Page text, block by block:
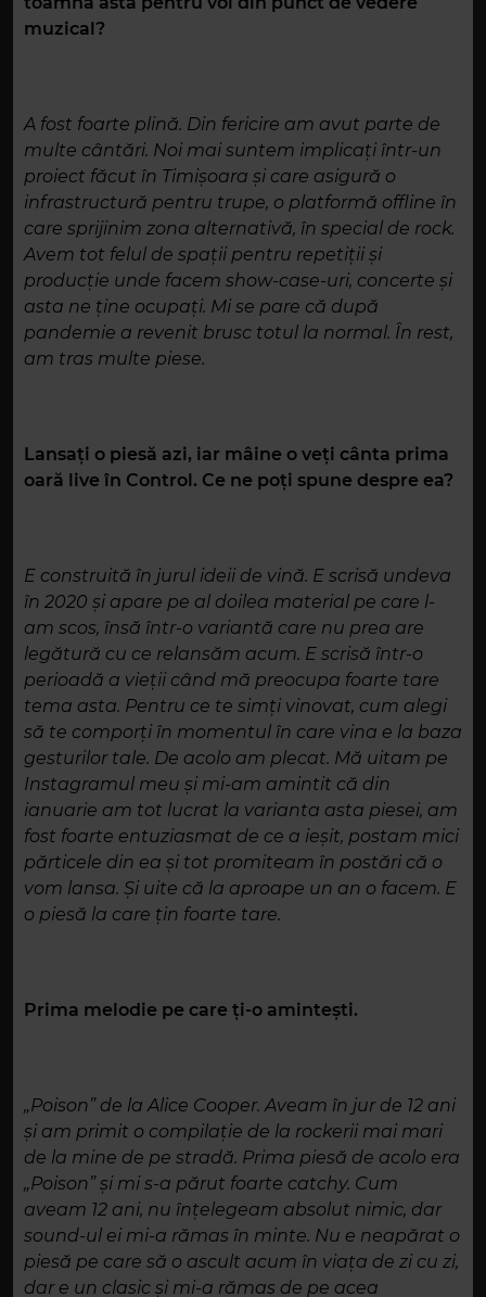
muzical?
A fost foarte plină. Din fericire am avut parte de
multe cântări. Noi mai suntem implicați într-un
proiect făcut în Timișoara și care asigură o
infrastructură pentru trupe, o platformă offline în
care sprijinim zona alternativă, în special de rock.
Avem tot felul de spații pentru repetiții și
producție unde facem show-case-uri, concerte și
asta ne ține ocupați. Mi se pare că după
pandemie a revenit brusc totul la normal. În rest,
am tras multe piese.
Lansați o piesă azi, iar mâine o veți cânta prima
oară live în Control. Ce ne poți spune despre ea?
E construită în jurul ideii de vină. E scrisă undeva
în 2020 și apare pe al doilea material pe care l-
am scos, însă într-o variantă care nu prea are
legătură cu ce relansăm acum. E scrisă într-o
perioadă a vieții când mă preocupa foarte tare
tema asta. Pentru ce te simți vinovat, cum alegi
să te comporți în momentul în care vina e la baza
gesturilor tale. De acolo am plecat. Mă uitam pe
Instagramul meu și mi-am amintit că din
ianuarie am tot lucrat la varianta asta piesei, am
fost foarte entuziasmat de ce a ieșit, postam mici
părticele din ea și tot promiteam în postări că o
vom lansa. Și uite că la aproape un an o facem. E
o piesă la care țin foarte tare.
Prima melodie pe care ți-o amintești.
„Poison” de la Alice Cooper. Aveam în jur de 12 ani
și am primit o compilație de la rockerii mai mari
de la mine de pe stradă. Prima piesă de acolo era
„Poison” și mi s-a părut foarte catchy. Cum
aveam 12 ani, nu înțelegeam absolut nimic, dar
sound-ul ei mi-a rămas în minte. Nu e neapărat o
piesă pe care să o ascult acum în viața de zi cu zi,
dar e un clasic și mi-a rămas de pe acea